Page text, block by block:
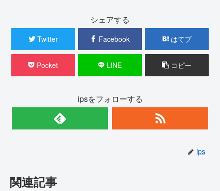
シェアする
Twitter Facebook はてブ
Pocket LINE コピー
ipsをフォローする
ips
関連記事